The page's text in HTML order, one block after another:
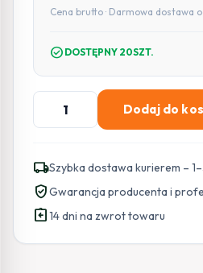
Cena brutto · Darmowa dostawa
check_circle DOSTĘPNY 20SZT.
ilość
Kamera
Easycam
z
POE
EC-
Dodaj do
local_shippingSzybka dostawa kurierem –
verified_userGwarancja producenta i
assignment_return14 dni na zwrot towaru